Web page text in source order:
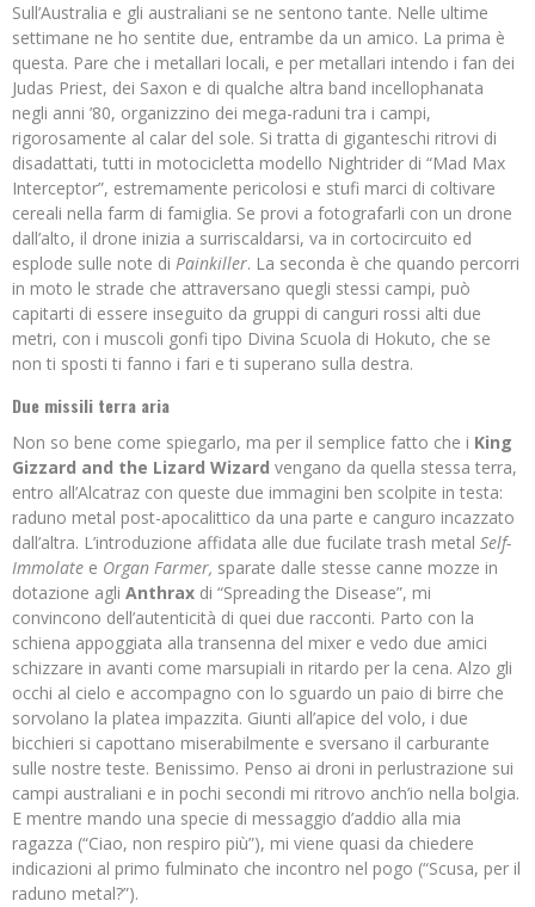
Sull’Australia e gli australiani se ne sentono tante. Nelle ultime
settimane ne ho sentite due, entrambe da un amico. La prima è
questa. Pare che i metallari locali, e per metallari intendo i fan dei
Judas Priest, dei Saxon e di qualche altra band incellophanata
negli anni ’80, organizzino dei mega-raduni tra i campi,
rigorosamente al calar del sole. Si tratta di giganteschi ritrovi di
disadattati, tutti in motocicletta modello Nightrider di “Mad Max
Interceptor”, estremamente pericolosi e stufi marci di coltivare
cereali nella farm di famiglia. Se provi a fotografarli con un drone
dall’alto, il drone inizia a surriscaldarsi, va in cortocircuito ed
esplode sulle note di Painkiller. La seconda è che quando percorri
in moto le strade che attraversano quegli stessi campi, può
capitarti di essere inseguito da gruppi di canguri rossi alti due
metri, con i muscoli gonfi tipo Divina Scuola di Hokuto, che se
non ti sposti ti fanno i fari e ti superano sulla destra.
Due missili terra aria
Non so bene come spiegarlo, ma per il semplice fatto che i King
Gizzard and the Lizard Wizard vengano da quella stessa terra,
entro all’Alcatraz con queste due immagini ben scolpite in testa:
raduno metal post-apocalittico da una parte e canguro incazzato
dall’altra. L’introduzione affidata alle due fucilate trash metal Self-
Immolate e Organ Farmer, sparate dalle stesse canne mozze in
dotazione agli Anthrax di “Spreading the Disease”, mi
convincono dell’autenticità di quei due racconti. Parto con la
schiena appoggiata alla transenna del mixer e vedo due amici
schizzare in avanti come marsupiali in ritardo per la cena. Alzo gli
occhi al cielo e accompagno con lo sguardo un paio di birre che
sorvolano la platea impazzita. Giunti all’apice del volo, i due
bicchieri si capottano miserabilmente e sversano il carburante
sulle nostre teste. Benissimo. Penso ai droni in perlustrazione sui
campi australiani e in pochi secondi mi ritrovo anch’io nella bolgia.
E mentre mando una specie di messaggio d’addio alla mia
ragazza (“Ciao, non respiro più”), mi viene quasi da chiedere
indicazioni al primo fulminato che incontro nel pogo (“Scusa, per il
raduno metal?”).